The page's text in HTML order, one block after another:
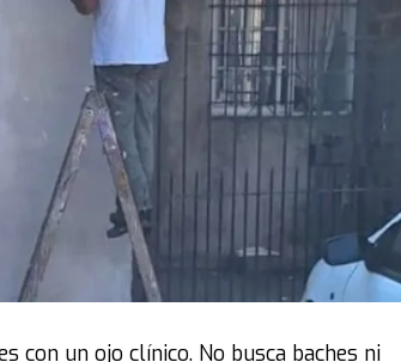
contamos con el presupuesto necesario,
énfasis, como Luis Juez, quien acusó
se puede opinar como opinan”.
la gastan en cualquier cosa, en
a buscar justicia, no
senadora Lucía Corpacci. El bloque
habilitar la presencia de familiares en
con un ojo clínico. No busca baches ni